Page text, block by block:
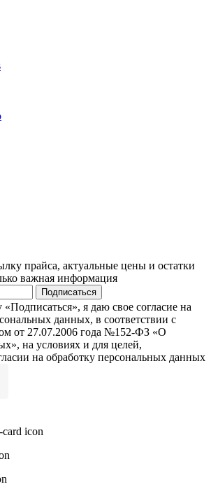
прайса, актуальные цены и остатки
важная информация
Подписаться
я даю свое согласие на
данных, в соответствии с
от 27.07.2006 года №152-ФЗ «О
на условиях и для целей,
на обработку персональных данных